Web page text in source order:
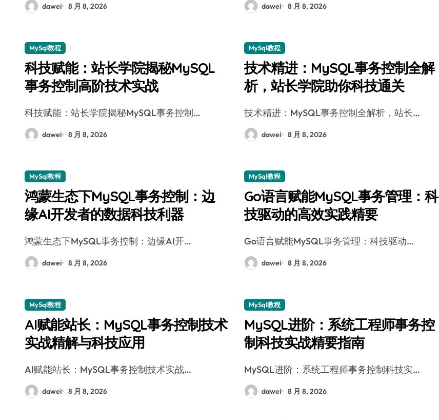
dawei 8 月 8, 2026 dawei 8 月 8, 2026
MySql教程
科技赋能：站长学院揭秘MySQL
事务控制高阶技术实战
科技赋能：站长学院揭秘MySQL事务控制…
dawei 8 月 8, 2026
MySql教程
技术精进：MySQL事务控制全解
析，站长学院助你科技通关
技术精进：MySQL事务控制全解析，站长…
dawei 8 月 8, 2026
MySql教程
鸿蒙生态下MySQL事务控制：边
缘AI开发者的数据科技利器
鸿蒙生态下MySQL事务控制：边缘AI开…
dawei 8 月 8, 2026
MySql教程
Go语言赋能MySQL事务管理：科
技驱动的高效实践精要
Go语言赋能MySQL事务管理：科技驱动…
dawei 8 月 8, 2026
MySql教程
AI赋能站长：MySQL事务控制技术
实战精解与科技应用
AI赋能站长：MySQL事务控制技术实战…
dawei 8 月 8, 2026
MySql教程
MySQL进阶：系统工程师事务控
制科技实战精要指南
MySQL进阶：系统工程师事务控制科技实…
dawei 8 月 8, 2026